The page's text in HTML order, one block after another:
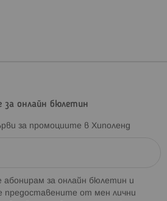
за онлайн бюлетин
за промоциите в Хиполенд
абонирам за онлайн бюлетин и
предоставените от мен лични